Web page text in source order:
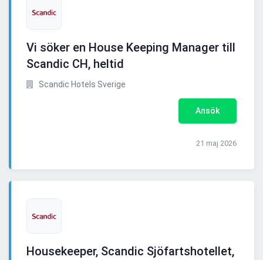
Vi söker en House Keeping Manager till
Scandic CH, heltid
Scandic Hotels Sverige
Ansök
21 maj 2026
Housekeeper, Scandic Sjöfartshotellet,